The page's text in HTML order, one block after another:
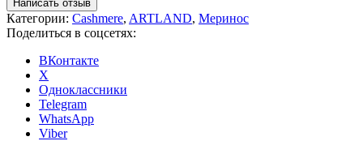
Написать отзыв
Категории: Cashmere, ARTLAND, Меринос
Поделиться в соцсетях:
ВКонтакте
X
Одноклассники
Telegram
WhatsApp
Viber